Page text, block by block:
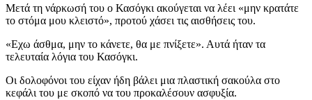
Μετά τη νάρκωσή του ο Κασόγκι ακούγεται να λέει «μην κρατάτε
το στόμα μου κλειστό», προτού χάσει τις αισθήσεις του.
«Εχω άσθμα, μην το κάνετε, θα με πνίξετε». Αυτά ήταν τα
τελευταία λόγια του Κασόγκι.
Οι δολοφόνοι του είχαν ήδη βάλει μια πλαστική σακούλα στο
κεφάλι του με σκοπό να του προκαλέσουν ασφυξία.